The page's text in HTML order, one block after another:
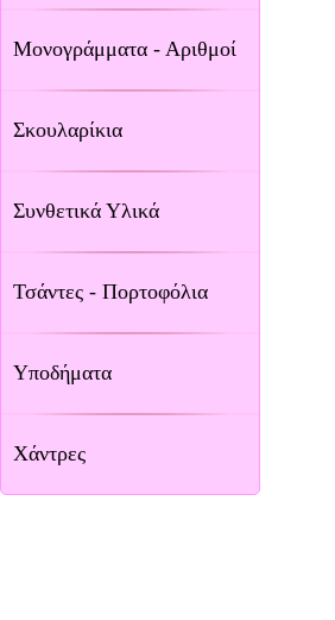
Μονογράμματα - Αριθμοί
Σκουλαρίκια
Συνθετικά Υλικά
Τσάντες - Πορτοφόλια
Υποδήματα
Χάντρες